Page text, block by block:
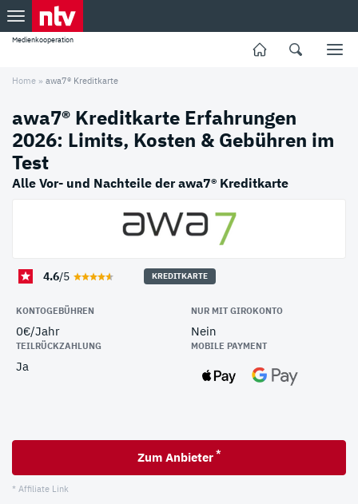
Medienkooperation
Home » awa7® Kreditkarte
awa7® Kreditkarte Erfahrungen
2026: Limits, Kosten & Gebühren im
Test
Alle Vor- und Nachteile der awa7® Kreditkarte
KREDITKARTE
4.6/5
KONTOGEBÜHREN
0€/Jahr
NUR MIT GIROKONTO
Nein
TEILRÜCKZAHLUNG
Ja
MOBILE PAYMENT
Zum Anbieter *
* Affiliate Link